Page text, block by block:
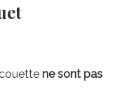
ne sont pas